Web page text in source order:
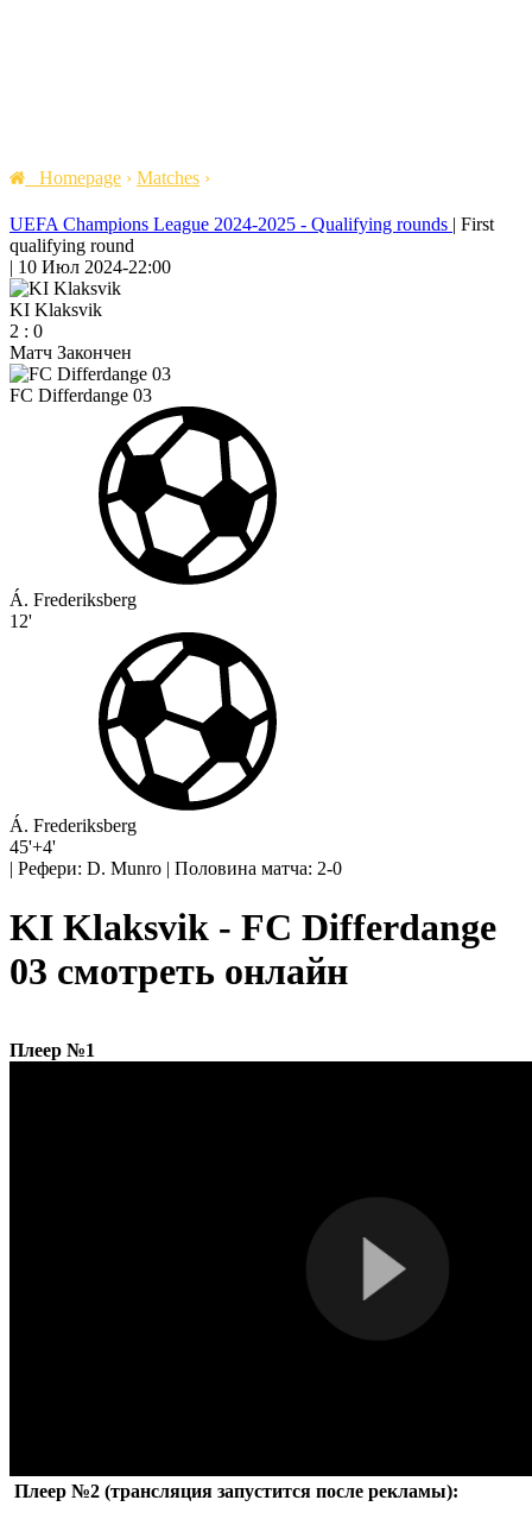
Homepage › Matches ›
UEFA Champions League 2024-2025 - Qualifying rounds | First
qualifying round
| 10 Июл 2024-22:00
KI Klaksvik
2 : 0
Матч Закончен
FC Differdange 03
Á. Frederiksberg
12'
Á. Frederiksberg
45'+4'
| Рефери: D. Munro | Половина матча: 2-0
KI Klaksvik - FC Differdange
03 смотреть онлайн
Плеер №1
Плеер №2 (трансляция запустится после рекламы):